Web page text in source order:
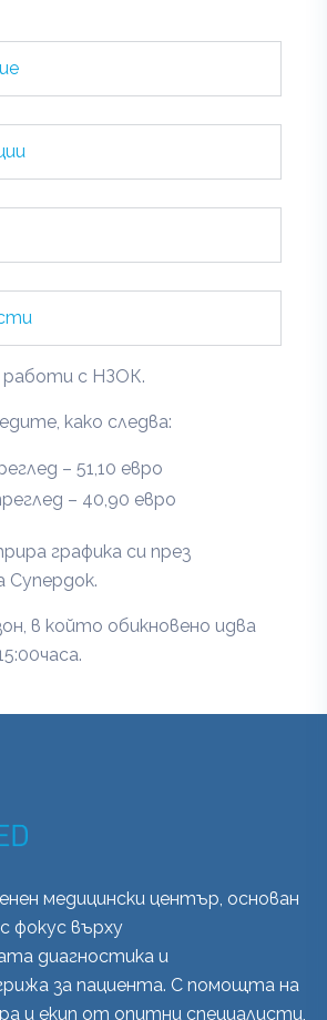
с НЗОК.
како следва:
– 51,10 евро
– 40,90 евро
графика си през
в който обикновено идва
медицински център, основан
фокус върху
диагностика и
за пациента. С помощта на
и екип от опитни специалисти,